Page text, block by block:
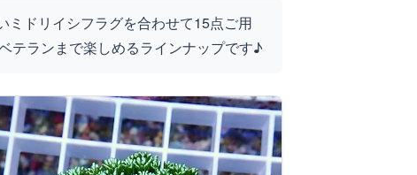
ミドリイシフラグを合わせて15点ご用
テランまで楽しめるラインナップです♪